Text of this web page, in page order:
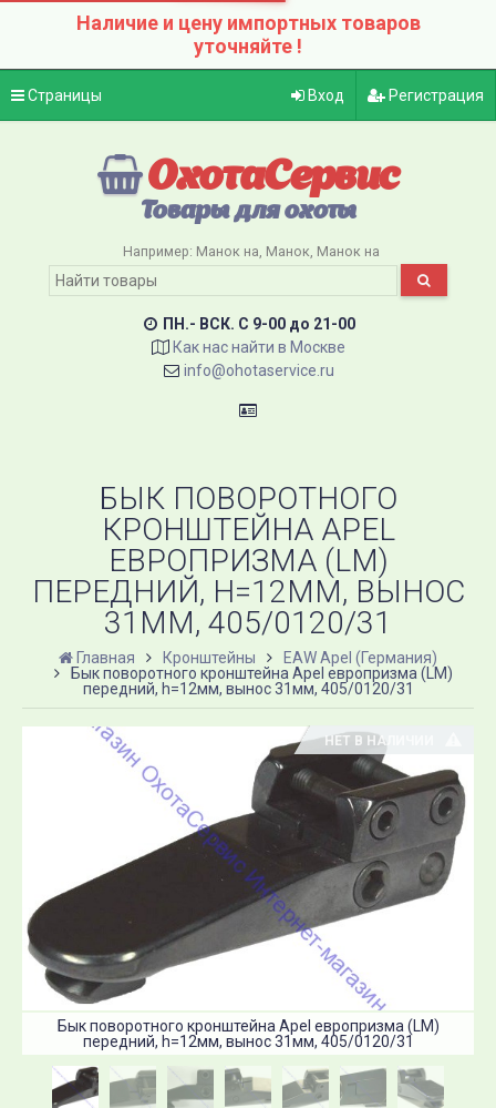
Наличие и цену импортных товаров
уточняйте !
Страницы Вход Регистрация
ОхотаСервис
Товары для охоты
Например: Манок на Манок Манок на
ПН.- ВСК. C 9-00 до 21-00
Как нас найти в Москве
info@ohotaservice.ru
БЫК ПОВОРОТНОГО
КРОНШТЕЙНА APEL
ЕВРОПРИЗМА (LM)
ПЕРЕДНИЙ, H=12ММ, ВЫНОС
31ММ, 405/0120/31
Главная Кронштейны
EAW Apel (Германия)
Бык поворотного кронштейна Apel европризма (LM)
передний, h=12мм, вынос 31мм, 405/0120/31
НЕТ В НАЛИЧИИ
Бык поворотного кронштейна Apel европризма (LM)
передний, h=12мм, вынос 31мм, 405/0120/31